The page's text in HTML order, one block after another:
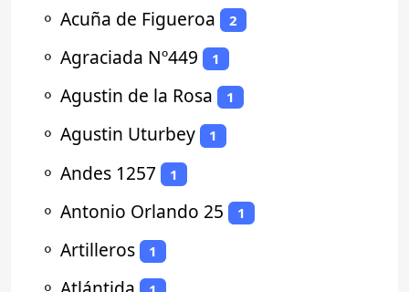
⚬ Acuña de Figueroa 2
⚬ Agraciada Nº449 1
⚬ Agustin de la Rosa 1
⚬ Agustin Uturbey 1
⚬ Andes 1257 1
⚬ Antonio Orlando 25 1
⚬ Artilleros 1